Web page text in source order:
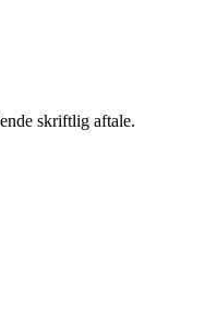
skriftlig aftale.